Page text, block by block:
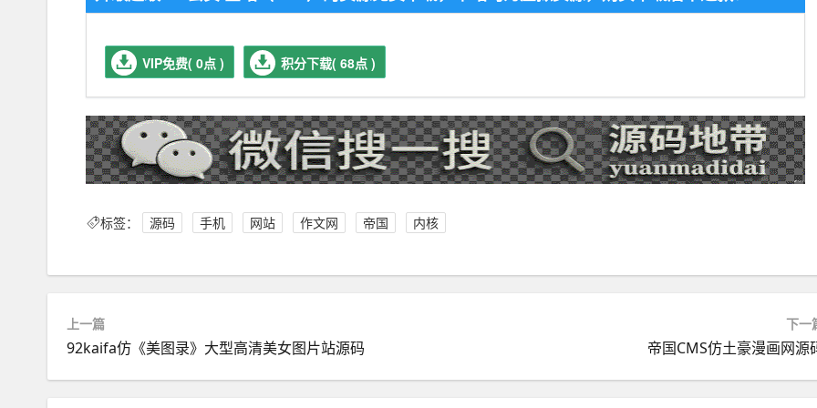
VIP免费( 0点 ) 积分下载( 68点 )
标签： 源码 手机 网站 作文网 帝国 内核
上一篇
92kaifa仿《美图录》大型高清美女图片站源码
下一
帝国CMS仿土豪漫画网源